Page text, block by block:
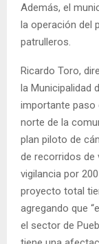
Además, el
la operación del
patrulleros.
Ricardo Toro,
la Municipalidad
importante paso
norte de la
plan piloto de
de recorridos de
vigilancia por
proyecto total
agregando que
el sector de